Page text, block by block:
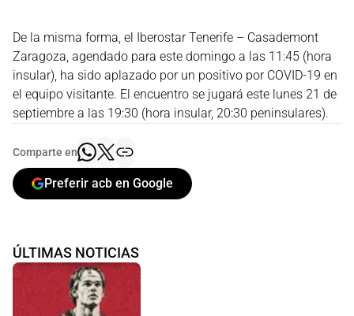
De la misma forma, el Iberostar Tenerife – Casademont
Zaragoza, agendado para este domingo a las 11:45 (hora
insular), ha sido aplazado por un positivo por COVID-19 en
el equipo visitante. El encuentro se jugará este lunes 21 de
septiembre a las 19:30 (hora insular, 20:30 peninsulares).
Comparte en
Preferir acb en Google
ÚLTIMAS NOTICIAS